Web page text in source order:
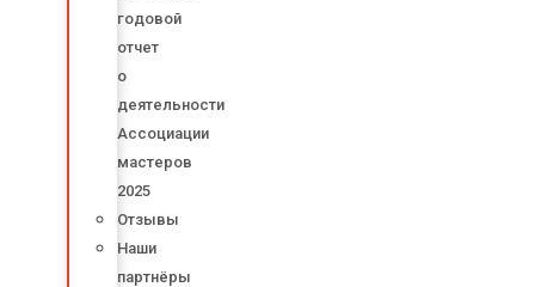
годовой
отчет
о
деятельности
Ассоциации
мастеров
2025
Отзывы
Наши
партнёры